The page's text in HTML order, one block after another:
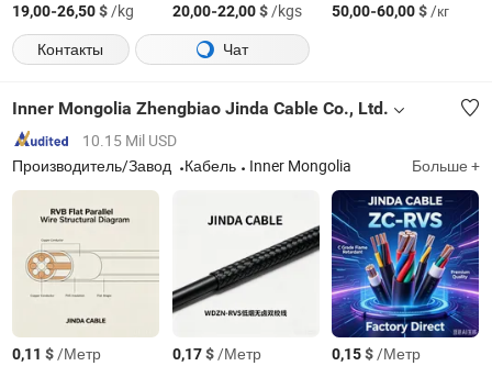
19,00-26,50$/kg 20,00-22,00$/kgs 50,00-60,00$/кг
Контакты
Чат
Inner Mongolia Zhengbiao Jinda Cable Co., Ltd.
10.15 Mil USD
Производитель/Завод
Кабель Inner Mongolia Больше +
0,11 $/Метр 0,17$/Метр 0,15$/Метр